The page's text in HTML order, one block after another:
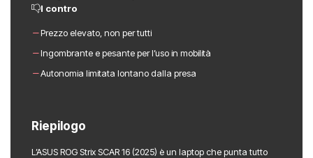
I contro
Prezzo elevato, non per tutti
Ingombrante e pesante per l’uso in mobilità
Autonomia limitata lontano dalla presa
Riepilogo
L’ASUS ROG Strix SCAR 16 (2025) è un laptop che punta tutto